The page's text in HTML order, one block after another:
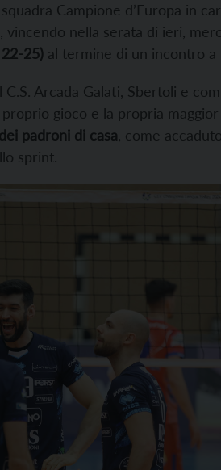
Campione d’Europa in
vincendo nella serata di ieri,
25) al termine di un incontro
Arcada Galati, Sbertoli e
gioco e la propria maggior
padroni di casa , come
sprint.